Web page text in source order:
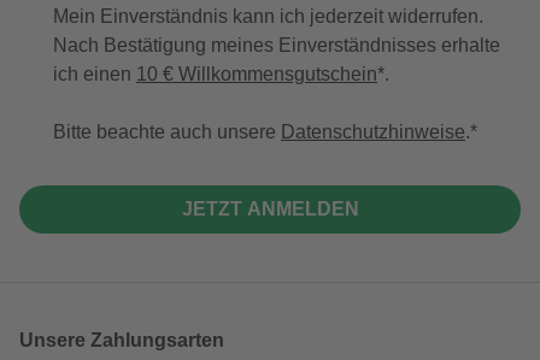
Mein Einverständnis kann ich jederzeit widerrufen.
Nach Bestätigung meines Einverständnisses erhalte
ich einen 10 € Willkommensgutschein*.
Bitte beachte auch unsere Datenschutzhinweise.
JETZT ANMELDEN
Unsere Zahlungsarten